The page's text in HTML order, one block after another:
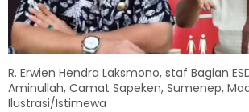
R. Erwien Hendra Laksmono, staf Bagian
Aminullah, Camat Sapeken, Sumenep,
Ilustrasi/Istimewa